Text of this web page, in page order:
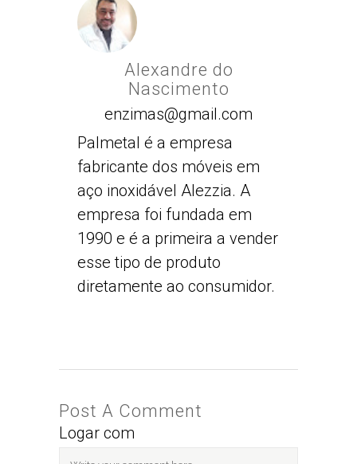
Alexandre do
Nascimento
enzimas@gmail.com
Palmetal é a empresa
fabricante dos móveis em
aço inoxidável Alezzia. A
empresa foi fundada em
1990 e é a primeira a vender
esse tipo de produto
diretamente ao consumidor.
Post A Comment
Logar com